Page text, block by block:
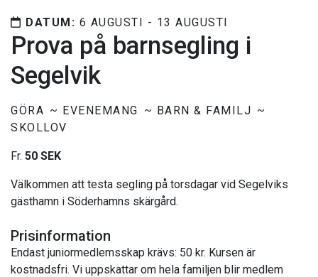
DATUM: 6 AUGUSTI - 13 AUGUSTI
Prova på barnsegling i
Segelvik
GÖRA EVENEMANG
BARN & FAMILJ
SKOLLOV
Fr. 50 SEK
Välkommen att testa segling på torsdagar vid Segelviks
gästhamn i Söderhamns skärgård.
Prisinformation
Endast juniormedlemsskap krävs: 50 kr. Kursen är
kostnadsfri. Vi uppskattar om hela familjen blir medlem